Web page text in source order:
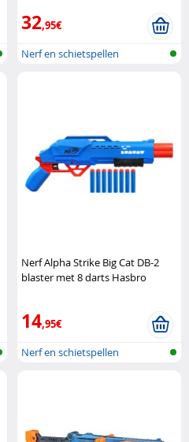
32,95€
Nerf en schietspellen
Nerf Alpha Strike Big Cat DB-2
blaster met 8 darts Hasbro
14,95€
Nerf en schietspellen